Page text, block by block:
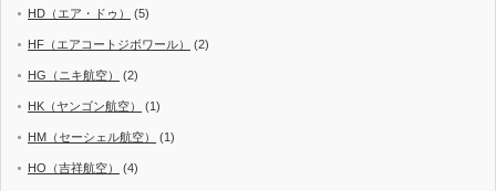
HD（エア・ドゥ） (5)
HF（エアコートジボワール） (2)
HG（ニキ航空） (2)
HK（ヤンゴン航空） (1)
HM（セーシェル航空） (1)
HO（吉祥航空） (4)